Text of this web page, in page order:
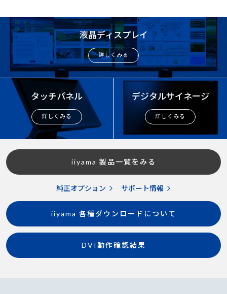
液晶ディスプレイ
詳しくみる
タッチパネル
詳しくみる
デジタルサイネージ
詳しくみる
iiyama 製品一覧をみる
純正オプション サポート情報
iiyama 各種ダウンロードについて
DVI動作確認結果